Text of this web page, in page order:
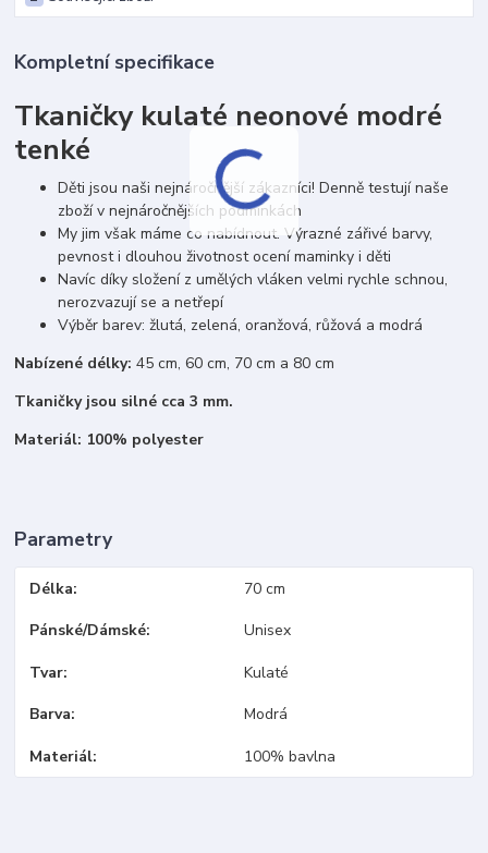
Kompletní specifikace
Tkaničky kulaté neonové modré
tenké
Děti jsou naši nejnáročnější zákazníci! Denně testují naše
zboží v nejnáročnějších podmínkách
My jim však máme co nabídnout. Výrazné zářivé barvy,
pevnost i dlouhou životnost ocení maminky i děti
Navíc díky složení z umělých vláken velmi rychle schnou,
nerozvazují se a netřepí
Výběr barev: žlutá, zelená, oranžová, růžová a modrá
Nabízené délky: 45 cm, 60 cm, 70 cm a 80 cm
Tkaničky jsou silné cca 3 mm.
Materiál: 100% polyester
Parametry
Délka 70 cm
Pánské/Dámské Unisex
Tvar Kulaté
Barva Modrá
Materiál 100% bavlna